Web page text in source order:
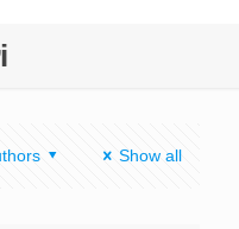
Show all